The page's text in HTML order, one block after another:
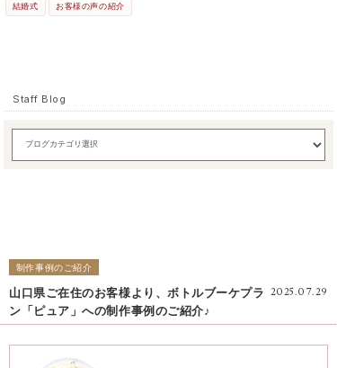
結婚式 お客様の声の紹介
Staff Blog
制作事例のご紹介
2025.07.29
山口県ご在住のお客様より、ボトルブーケプラ
ン「ピュア」への制作事例のご紹介♪